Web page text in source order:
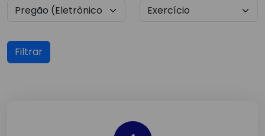
Filtrar